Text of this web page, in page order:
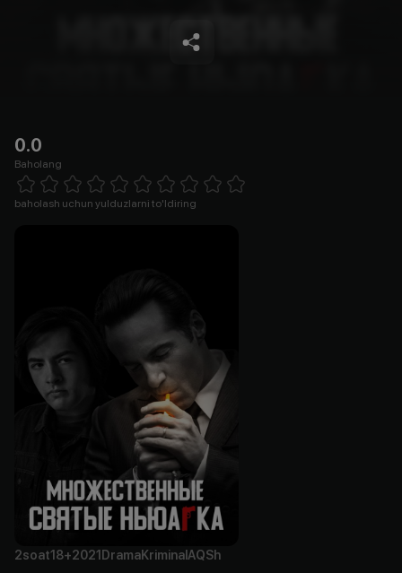
0.0
Baholang
1 Star 2 Stars 3 Stars 4 Stars5 Stars 6 Stars7 Stars8 Stars
baholash uchun yulduzlarni to'ldiring
2soat18+2021 DramaKriminal AQSh